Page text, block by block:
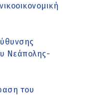
Νεάπολης-
του